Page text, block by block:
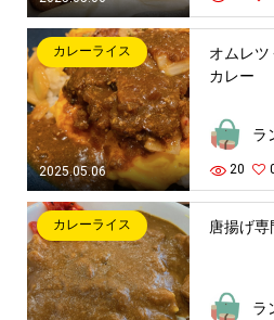
2025.05.06
カレーライス
オムレ
カレー
ラ
20
カレーライス 唐揚げ
ラ